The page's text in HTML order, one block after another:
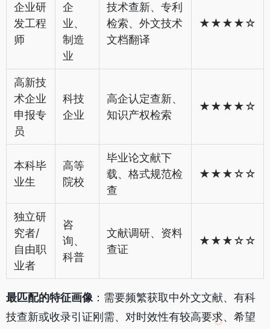
企业研
发工程
师
企
业、
制造
业
技术查新、专利
检索、外文技术
文档翻译
★★★★☆
高新技
术企业
申报专
员
科技
企业
高企认定查新、
知识产权检索
★★★★☆
本科毕
业生
高等
院校
毕业论文献下
载、格式规范检
查
★★★☆☆
独立研
究者/
自由职
业者
咨
询、
科普
文献调研、资料
查证
★★★☆☆
最匹配的特征画像：需要频繁获取中外文文献、有科
技查新或收录引证刚需、对时效性有较高要求、希望